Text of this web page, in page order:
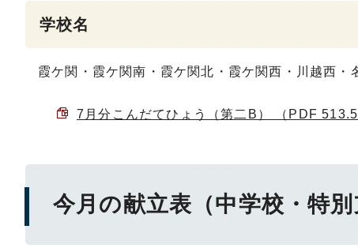
学校名
霞ケ関・霞ケ関南・霞ケ関北・霞ケ関西・川越西・
7月分こんだてひょう（第二B） （PDF
今月の献立表（中学校・特別